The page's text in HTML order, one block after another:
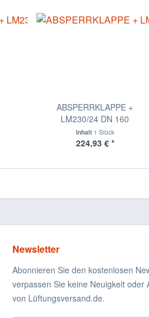
ABSPERRKLAPPE +
LM230/24 DN 160
Inhalt 1 Stück
224,93 € *
Newsletter
Abonnieren Sie den kostenlosen
verpassen Sie keine Neuigkeit oder
von Lüftungsversand.de.